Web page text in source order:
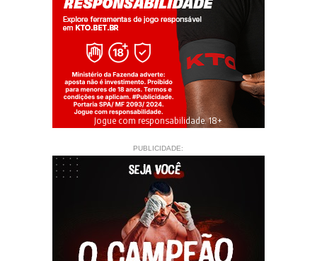
Jogue com responsabilidade. 18+
PUBLICIDADE: